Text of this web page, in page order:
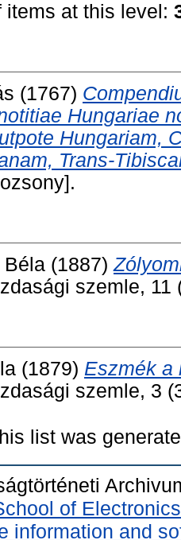
items at this level:
(1767)
Hungariae
Hungariam,
Trans-
Béla (1887)
szemle, 11
(1879) Eszmék a
szemle, 3
list was
of
information and